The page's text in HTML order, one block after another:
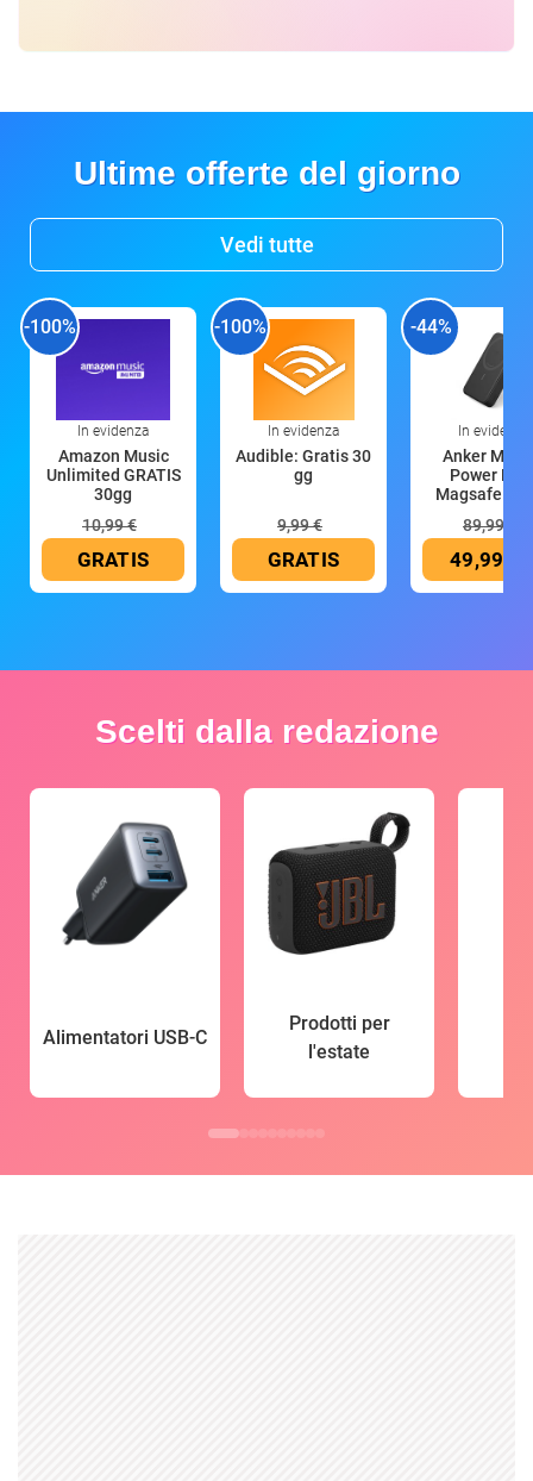
Ultime offerte del giorno
Vedi tutte
-100%
In evidenza
Amazon Music
Unlimited GRATIS
30gg
10,99 €
GRATIS
-100%
In evidenza
Audible: Gratis 30
gg
9,99 €
GRATIS
-44%
In evidenza
Anker
Power
Magsafe
89,99 €
49,99 €
Scelti dalla redazione
Alimentatori USB-C
Prodotti per
l'estate